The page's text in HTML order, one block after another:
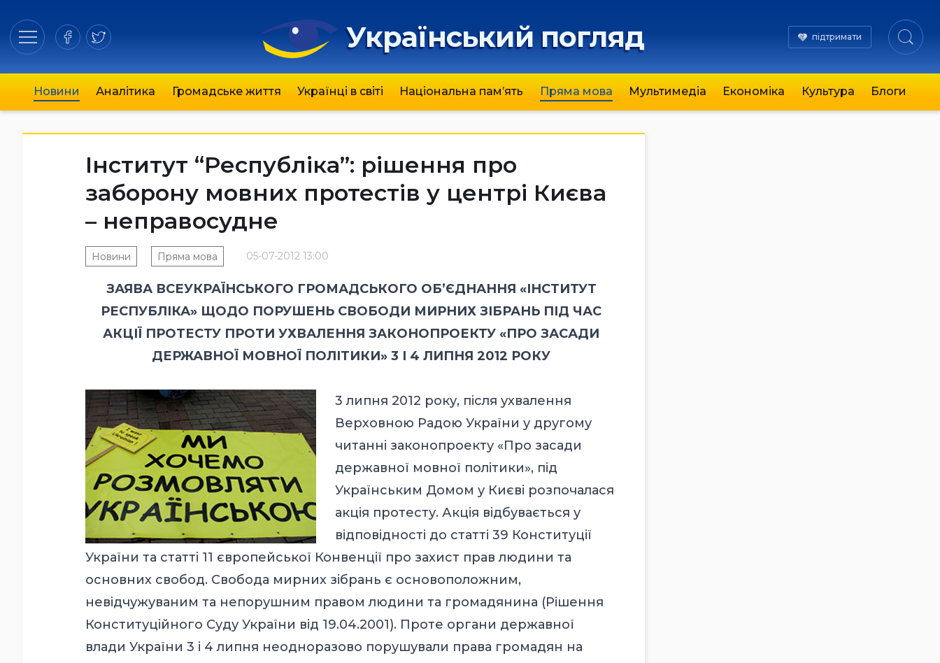
Український погляд підтримати
Новини Аналітика Громадське життя Українці в світі Національна пам’ять Пряма мова Мультимедіа Економіка Культура Блоги
Інститут “Республіка”: рішення про
заборону мовних протестів у центрі Києва
– неправосудне
05-07-2012 13:00
Новини Пряма мова
ЗАЯВА ВСЕУКРАЇНСЬКОГО ГРОМАДСЬКОГО ОБ’ЄДНАННЯ «ІНСТИТУТ
РЕСПУБЛІКА» ЩОДО ПОРУШЕНЬ СВОБОДИ МИРНИХ ЗІБРАНЬ ПІД ЧАС
АКЦІЇ ПРОТЕСТУ ПРОТИ УХВАЛЕННЯ ЗАКОНОПРОЕКТУ «ПРО ЗАСАДИ
ДЕРЖАВНОЇ МОВНОЇ ПОЛІТИКИ» 3 І 4 ЛИПНЯ 2012 РОКУ
3 липня 2012 року, після ухвалення
Верховною Радою України у другому
читанні законопроекту «Про засади
державної мовної політики», під
Українським Домом у Києві розпочалася
акція протесту. Акція відбувається у
відповідності до статті 39 Конституції
України та статті 11 європейської Конвенції про захист прав людини та
основних свобод. Свобода мирних зібрань є основоположним,
невідчужуваним та непорушним правом людини та громадянина (Рішення
Конституційного Суду України від 19.04.2001). Проте органи державної
влади України 3 і 4 липня неодноразово порушували права громадян на